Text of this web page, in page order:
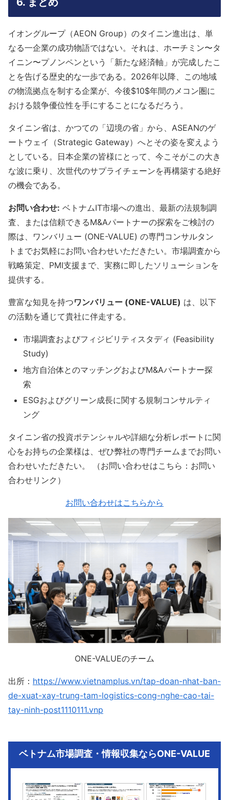
イオングループ（AEON Group）のタイニン進出は、単
なる一企業の成功物語ではない。それは、ホーチミン〜タ
イニン〜プノンペンという「新たな経済軸」が完成したこ
とを告げる歴史的な一歩である。2026年以降、この地域
の物流拠点を制する企業が、今後$10$年間のメコン圏に
おける競争優位性を手にすることになるだろう。
タイニン省は、かつての「辺境の省」から、ASEANのゲ
ートウェイ（Strategic Gateway）へとその姿を変えよう
としている。日本企業の皆様にとって、今こそがこの大き
な波に乗り、次世代のサプライチェーンを再構築する絶好
の機会である。
お問い合わせ: ベトナムIT市場への進出、最新の法規制調
査、または信頼できるM&Aパートナーの探索をご検討の
際は、ワンバリュー (ONE-VALUE) の専門コンサルタン
トまでお気軽にお問い合わせいただきたい。市場調査から
戦略策定、PMI支援まで、実務に即したソリューションを
提供する。
豊富な知見を持つワンバリュー (ONE-VALUE) は、以下
の活動を通じて貴社に伴走する。
市場調査およびフィジビリティスタディ (Feasibility
Study)
地方自治体とのマッチングおよびM&Aパートナー探
索
ESGおよびグリーン成長に関する規制コンサルティ
ング
タイニン省の投資ポテンシャルや詳細な分析レポートに関
心をお持ちの企業様は、ぜひ弊社の専門チームまでお問い
合わせいただきたい。 （お問い合わせはこちら：お問い
合わせリンク）
お問い合わせはこちらから
ONE-VALUEのチーム
出所： https://www.vietnamplus.vn/tap-doan-nhat-ban-
de-xuat-xay-trung-tam-logistics-cong-nghe-cao-tai-
tay-ninh-post1110111.vnp
ベトナム市場調査・情報収集ならONE-VALUE